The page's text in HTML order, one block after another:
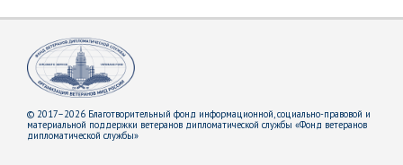
© 2017–2026 Благотворительный фонд информационной, социально-правовой и
материальной поддержки ветеранов дипломатической службы «Фонд ветеранов
дипломатической службы»